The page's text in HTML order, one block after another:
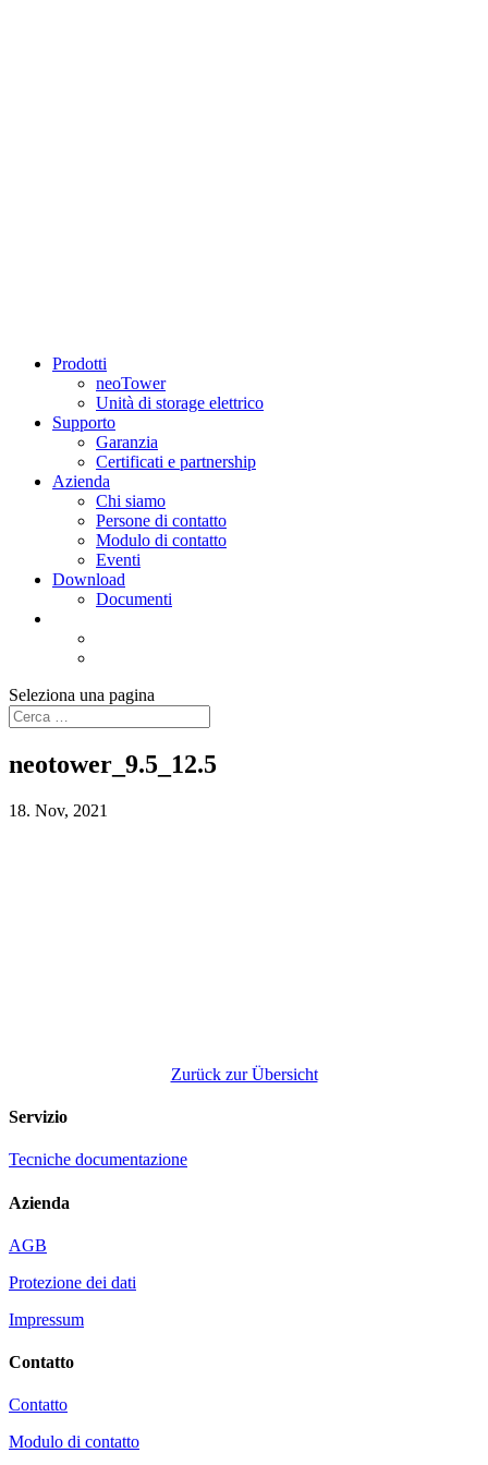
Prodotti
neoTower
Unità di storage elettrico
Supporto
Garanzia
Certificati e partnership
Azienda
Chi siamo
Persone di contatto
Modulo di contatto
Eventi
Download
Documenti
Seleziona una pagina
neotower_9.5_12.5
18. Nov, 2021
Zurück zur Übersicht
Servizio
Tecniche documentazione
Azienda
AGB
Protezione dei dati
Impressum
Contatto
Contatto
Modulo di contatto